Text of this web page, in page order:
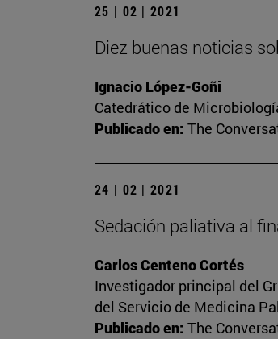
25 | 02 | 2021
Diez buenas noticias
Ignacio López-Goñi
Catedrático de
Publicado en: The
24 | 02 | 2021
Sedación paliativa al
Carlos Centeno Cortés
Investigador principal del
del Servicio de Medicina
Publicado en: The